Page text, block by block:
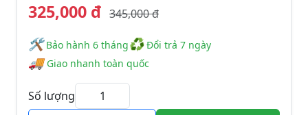
325,000 đ 345,000 đ
🛠️️ Bảo hành 6 tháng♻Đổi trả 7 ngày
🚚Giao nhanh toàn quốc
Số lượng